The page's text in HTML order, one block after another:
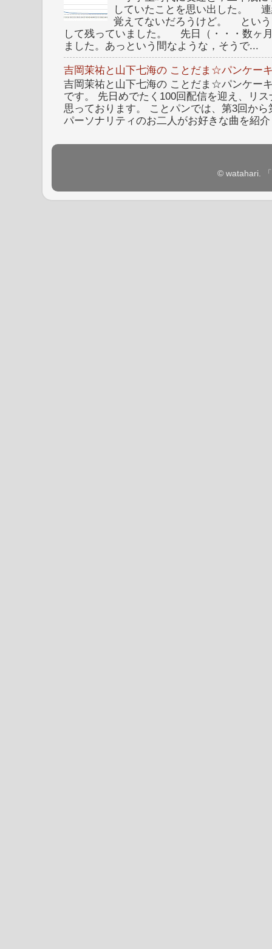
していたことを思い出した。
覚えてないだろうけど。 という
して残っていました。 先日（・・・数ヶ
ました。あっという間なような，そうで...
吉岡茉祐と山下七海の ことだま☆パンケー
吉岡茉祐と山下七海の ことだま☆パンケー
です。 先日めでたく100回配信を迎え、リ
思っております。 ことパンでは、第3回か
パーソナリティのお二人がお好きな曲を紹
© watahari.